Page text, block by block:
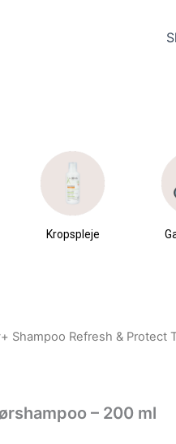
Kropspleje
Shampoo Refresh & Protect
– 200 ml